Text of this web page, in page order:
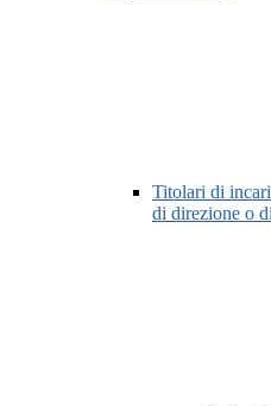
Titolari di
di direzione o